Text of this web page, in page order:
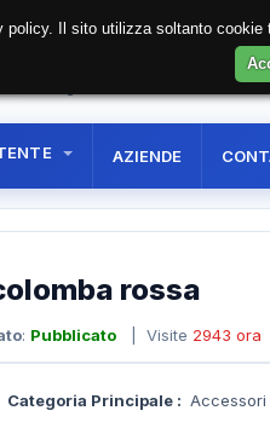
AZIENDE
rossa
: Pubblicato | Visite 2943 ora
Categoria Principale : Accessori
Il sito utilizza soltanto